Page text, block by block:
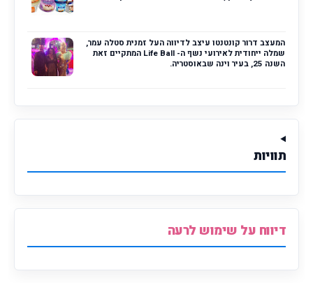
המעצב דרור קונטנטו עיצב לדיווה העל זמנית סטלה עמר,
שמלה ייחודית לאירועי נשף ה- Life Ball המתקיים זאת
השנה 25, בעיר וינה שבאוסטריה.
תוויות
דיווח על שימוש לרעה